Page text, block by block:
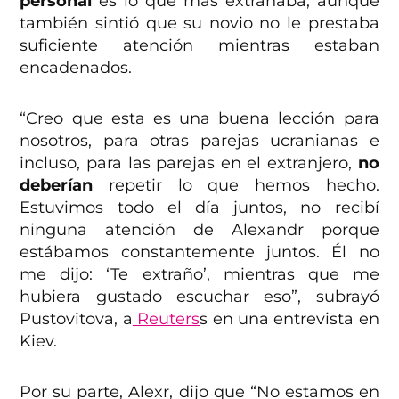
también sintió que su novio no le prestaba
suficiente atención mientras estaban
encadenados.
“Creo que esta es una buena lección para
nosotros, para otras parejas ucranianas e
incluso, para las parejas en el extranjero, no
deberían repetir lo que hemos hecho.
Estuvimos todo el día juntos, no recibí
ninguna atención de Alexandr porque
estábamos constantemente juntos. Él no
me dijo: ‘Te extraño’, mientras que me
hubiera gustado escuchar eso”, subrayó
Pustovitova, a Reuterss en una entrevista en
Kiev.
Por su parte, Alexr, dijo que “No estamos en